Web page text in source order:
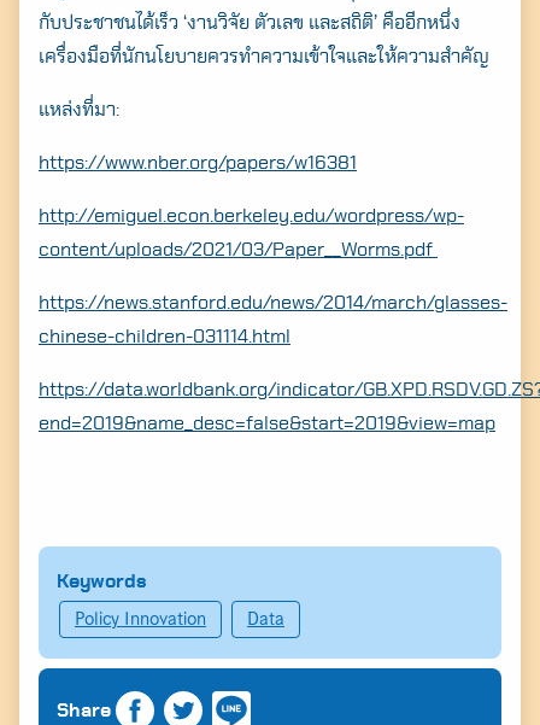
for:
กับประชาชนได้เร็ว ‘งานวิจัย ตัวเลข และสถิติ’ คืออีกหนึ่ง
เครื่องมือที่นักนโยบายควรทำความเข้าใจและให้ความสำคัญ
แหล่งที่มา:
https://www.nber.org/papers/w16381
http://emiguel.econ.berkeley.edu/wordpress/wp-
content/uploads/2021/03/Paper__Worms.pdf
https://news.stanford.edu/news/2014/march/glasses-
chinese-children-031114.html
https://data.worldbank.org/indicator/
end=2019&name_desc=false&start=2019&view=map
Keywords
Policy Innovation Data
Share